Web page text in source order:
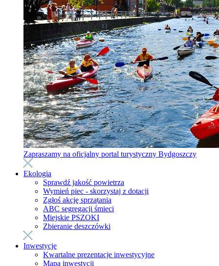
Zapraszamy na oficjalny portal turystyczny Bydgoszczy
Ekologia
Sprawdź jakość powietrza
Wymień piec - skorzystaj z dotacji
Zgłoś akcję sprzątania
ABC segregacji śmieci
Miejskie PSZOKI
Zbieranie deszczówki
Inwestycje
Kwartalne prezentacje inwestycyjne
Mapa inwestycji